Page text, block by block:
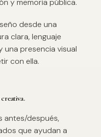
y memoria pública.
desde una
clara, lenguaje
una presencia visual
con ella.
antes/después,
que ayudan a